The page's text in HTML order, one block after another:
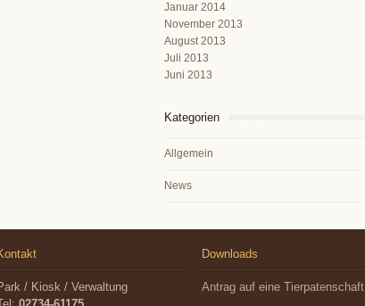
Januar 2014
November 2013
August 2013
Juli 2013
Juni 2013
Kategorien
Allgemein
News
/ Kiosk / Verwaltung
Downloads
Antrag auf eine Tierpatenschaft